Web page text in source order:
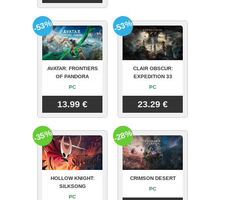
AVATAR: FRONTIERS
OF PANDORA
PC
13.99 €
-53%
CLAIR OBSCUR:
EXPEDITION 33
PC
23.29 €
-53%
HOLLOW KNIGHT:
SILKSONG
PC
-35%
CRIMSON DESERT
PC
-28%